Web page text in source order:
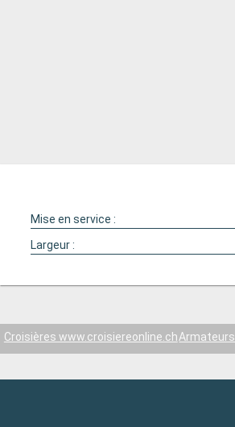
Mise en service :
Largeur :
Croisières www.croisiereonline.chArmateurs